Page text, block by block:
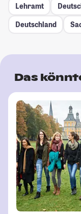
Lehramt
Deutschland
Das